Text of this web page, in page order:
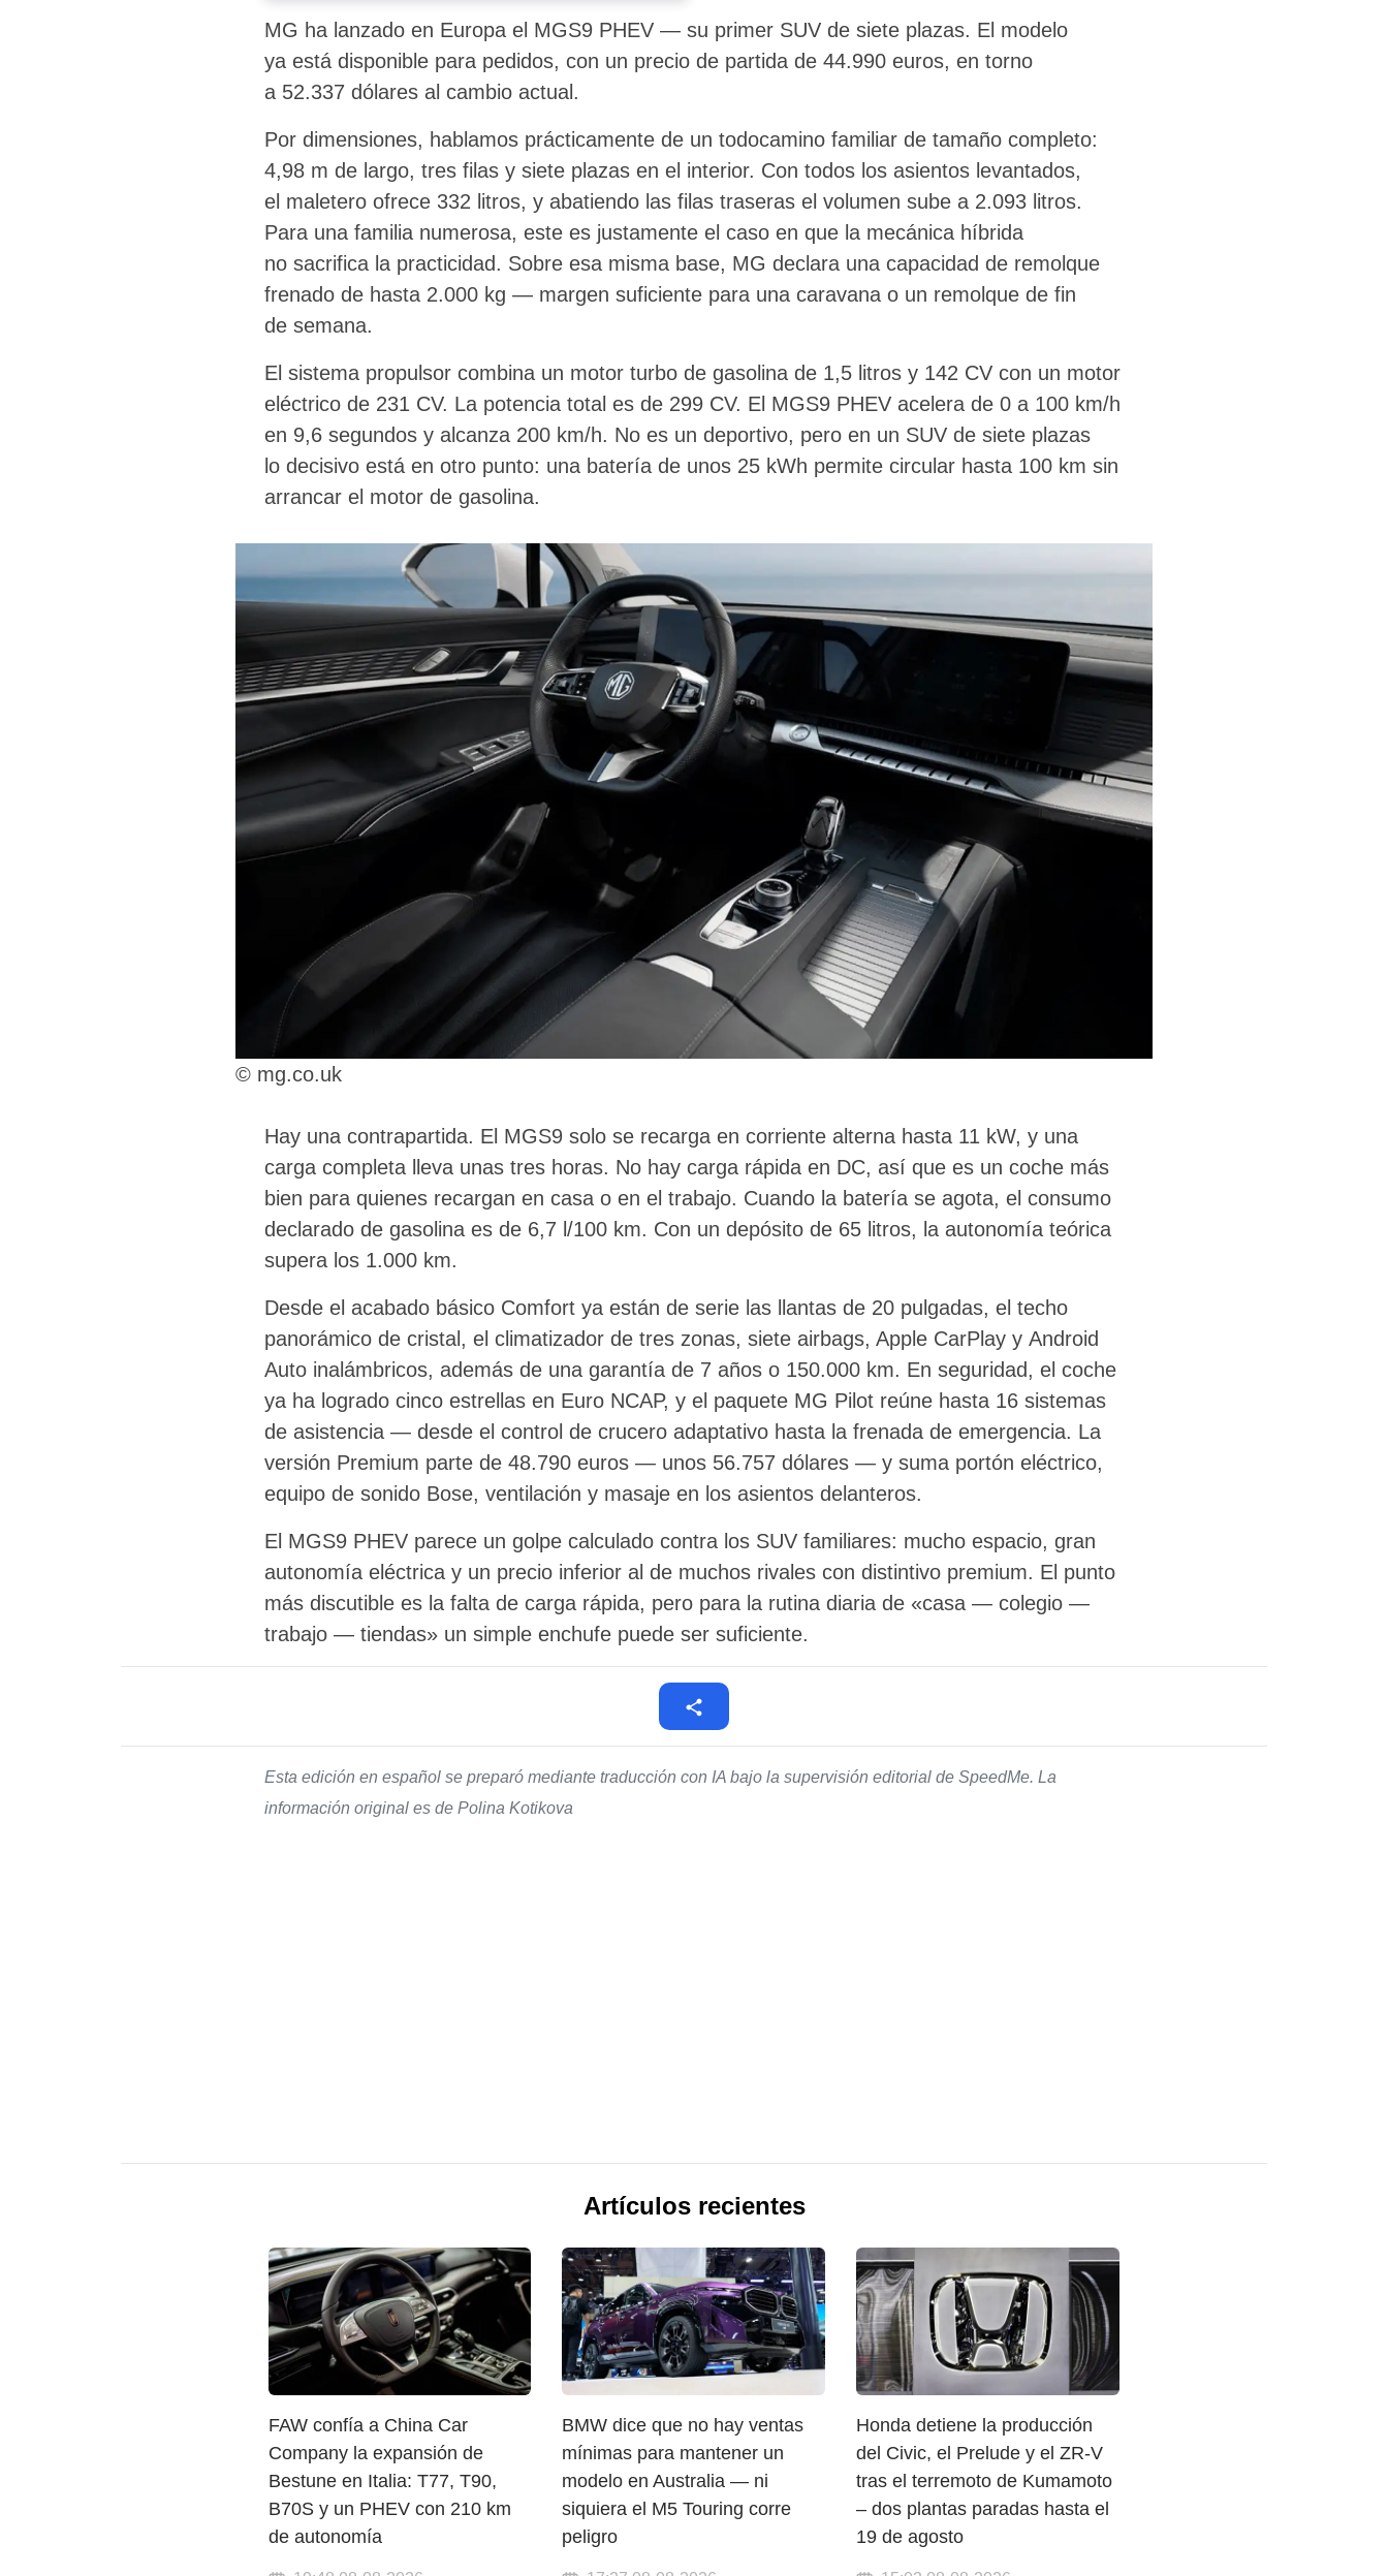
MG ha lanzado en Europa el MGS9 PHEV — su primer SUV de siete plazas. El modelo
ya está disponible para pedidos, con un precio de partida de 44.990 euros, en torno
a 52.337 dólares al cambio actual.
Por dimensiones, hablamos prácticamente de un todocamino familiar de tamaño completo:
4,98 m de largo, tres filas y siete plazas en el interior. Con todos los asientos levantados,
el maletero ofrece 332 litros, y abatiendo las filas traseras el volumen sube a 2.093 litros.
Para una familia numerosa, este es justamente el caso en que la mecánica híbrida
no sacrifica la practicidad. Sobre esa misma base, MG declara una capacidad de remolque
frenado de hasta 2.000 kg — margen suficiente para una caravana o un remolque de fin
de semana.
El sistema propulsor combina un motor turbo de gasolina de 1,5 litros y 142 CV con un motor
eléctrico de 231 CV. La potencia total es de 299 CV. El MGS9 PHEV acelera de 0 a 100 km/h
en 9,6 segundos y alcanza 200 km/h. No es un deportivo, pero en un SUV de siete plazas
lo decisivo está en otro punto: una batería de unos 25 kWh permite circular hasta 100 km sin
arrancar el motor de gasolina.
© mg.co.uk
Hay una contrapartida. El MGS9 solo se recarga en corriente alterna hasta 11 kW, y una
carga completa lleva unas tres horas. No hay carga rápida en DC, así que es un coche más
bien para quienes recargan en casa o en el trabajo. Cuando la batería se agota, el consumo
declarado de gasolina es de 6,7 l/100 km. Con un depósito de 65 litros, la autonomía teórica
supera los 1.000 km.
Desde el acabado básico Comfort ya están de serie las llantas de 20 pulgadas, el techo
panorámico de cristal, el climatizador de tres zonas, siete airbags, Apple CarPlay y Android
Auto inalámbricos, además de una garantía de 7 años o 150.000 km. En seguridad, el coche
ya ha logrado cinco estrellas en Euro NCAP, y el paquete MG Pilot reúne hasta 16 sistemas
de asistencia — desde el control de crucero adaptativo hasta la frenada de emergencia. La
versión Premium parte de 48.790 euros — unos 56.757 dólares — y suma portón eléctrico,
equipo de sonido Bose, ventilación y masaje en los asientos delanteros.
El MGS9 PHEV parece un golpe calculado contra los SUV familiares: mucho espacio, gran
autonomía eléctrica y un precio inferior al de muchos rivales con distintivo premium. El punto
más discutible es la falta de carga rápida, pero para la rutina diaria de «casa — colegio —
trabajo — tiendas» un simple enchufe puede ser suficiente.
Esta edición en español se preparó mediante traducción con IA bajo la supervisión editorial de SpeedMe. La
información original es de Polina Kotikova
Artículos recientes
FAW confía a China Car
Company la expansión de
Bestune en Italia: T77, T90,
B70S y un PHEV con 210 km
de autonomía
BMW dice que no hay ventas
mínimas para mantener un
modelo en Australia — ni
siquiera el M5 Touring corre
peligro
Honda detiene la producción
del Civic, el Prelude y el ZR-V
tras el terremoto de Kumamoto
– dos plantas paradas hasta el
19 de agosto